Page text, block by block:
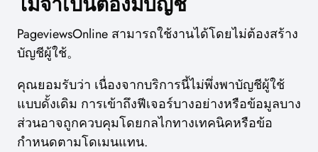
PageviewsOnline สามารถใช้งานได้โดยไม่ต้องสร้าง
บัญชีผู้ใช้。
คุณยอมรับว่า เนื่องจากบริการนี้ไม่พึ่งพาบัญชีผู้ใช้
แบบดั้งเดิม การเข้าถึงฟีเจอร์บางอย่างหรือข้อมูลบาง
ส่วนอาจถูกควบคุมโดยกลไกทางเทคนิคหรือข้อ
กำหนดตามโดเมนแทน.